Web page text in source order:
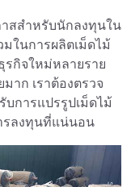
สสำหรับนักลงทุนใน
ในการผลิตเม็ดไม้
รกิจใหม่หลายราย
าก เราต้องตรวจ
บการแปรรูปเม็ดไม้
รลงทุนที่แน่นอน